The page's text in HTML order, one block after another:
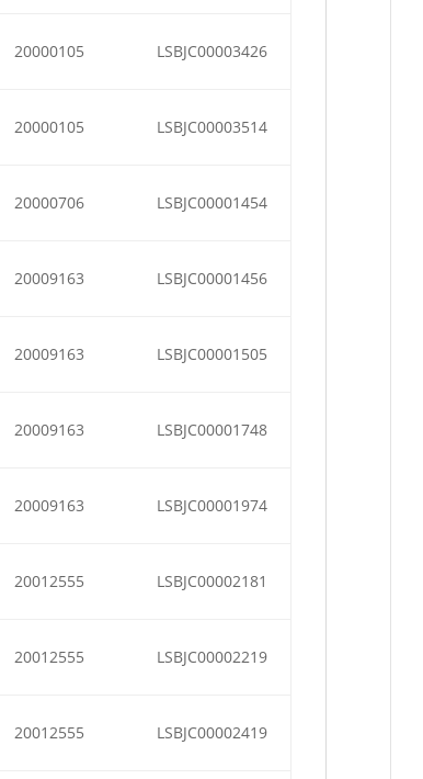
20000105 LSBJC00003426
20000105 LSBJC00003514
20000706 LSBJC00001454
20009163 LSBJC00001456
20009163 LSBJC00001505
20009163 LSBJC00001748
20009163 LSBJC00001974
20012555 LSBJC00002181
20012555 LSBJC00002219
20012555 LSBJC00002419